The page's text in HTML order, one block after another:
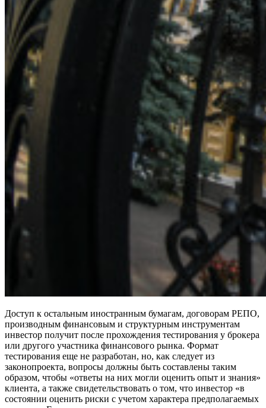
Доступ к остальным иностранным бумагам, договорам РЕПО,
производным финансовым и структурным инструментам
инвестор получит после прохождения тестирования у брокера
или другого участника финансового рынка. Формат
тестирования еще не разработан, но, как следует из
законопроекта, вопросы должны быть составлены таким
образом, чтобы «ответы на них могли оценить опыт и знания»
клиента, а также свидетельствовать о том, что инвестор «в
состоянии оценить риски с учетом характера предполагаемых